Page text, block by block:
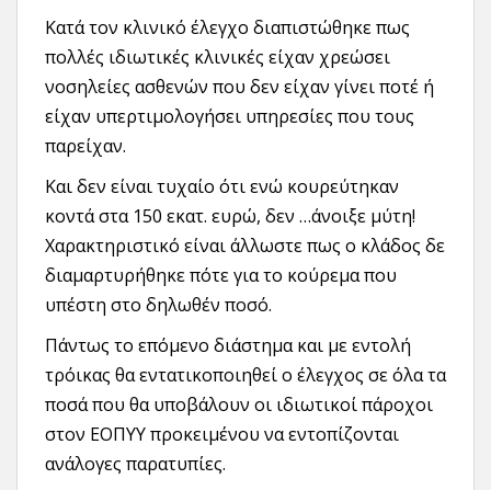
Κατά τον κλινικό έλεγχο διαπιστώθηκε πως
πολλές ιδιωτικές κλινικές είχαν χρεώσει
νοσηλείες ασθενών που δεν είχαν γίνει ποτέ ή
είχαν υπερτιμολογήσει υπηρεσίες που τους
παρείχαν.
Και δεν είναι τυχαίο ότι ενώ κουρεύτηκαν
κοντά στα 150 εκατ. ευρώ, δεν …άνοιξε μύτη!
Χαρακτηριστικό είναι άλλωστε πως ο κλάδος δε
διαμαρτυρήθηκε πότε για το κούρεμα που
υπέστη στο δηλωθέν ποσό.
Πάντως το επόμενο διάστημα και με εντολή
τρόικας θα εντατικοποιηθεί ο έλεγχος σε όλα τα
ποσά που θα υποβάλουν οι ιδιωτικοί πάροχοι
στον ΕΟΠΥΥ προκειμένου να εντοπίζονται
ανάλογες παρατυπίες.